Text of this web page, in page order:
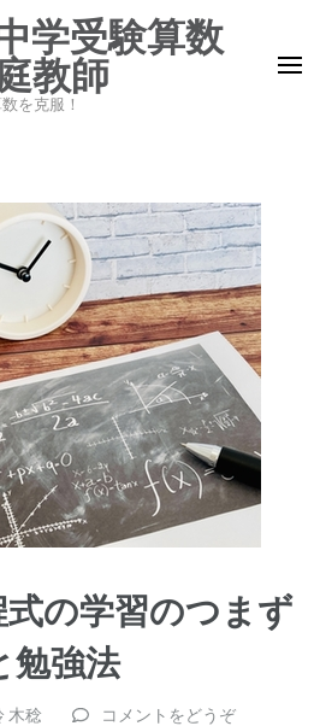
学受験算数
教師
を克服！
の学習のつまず
勉強法
木稔 コメントをどうぞ